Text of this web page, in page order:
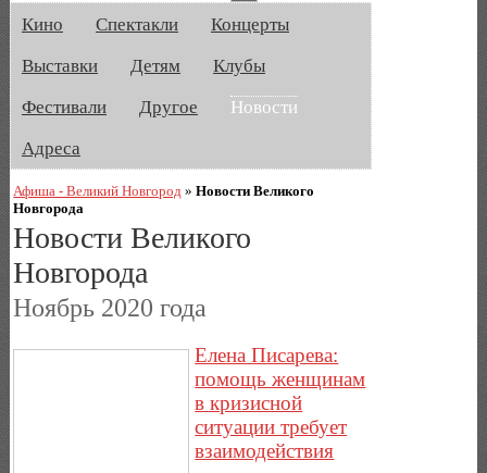
Кино Спектакли
Концерты
Выставки
Детям
Клубы
Фестивали
Другое
Новости
Адреса
Афиша - Великий Новгород »Новости Великого
Новгорода
Новости Великого
Новгорода
Ноябрь 2020 года
Елена Писарева:
помощь женщинам
в кризисной
ситуации требует
взаимодействия